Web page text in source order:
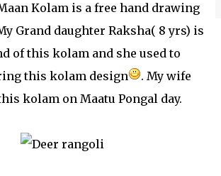
Kolam is a free hand drawing
Grand daughter Raksha( 8 yrs) is
of this kolam and she used to
this kolam design
. My wife
kolam on Maatu Pongal day.